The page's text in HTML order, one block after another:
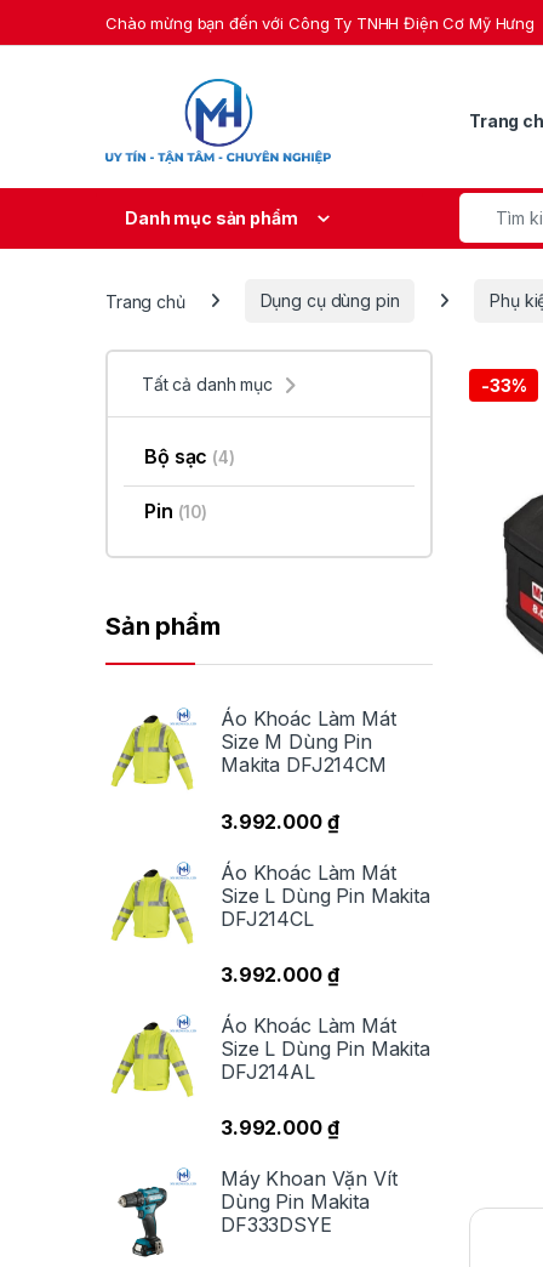
Skip to navigationChào mừng bạn đến với Công Ty TNHH Điện Cơ Mỹ Hưng
Trang
Danh mục sản phẩm
Search
Trang chủ Dụng cụ dùng pin Phụ
-33%
Tất cả danh mục
Bộ sạc (4)
Pin (10)
Sản phẩm
Áo Khoác Làm Mát
Size M Dùng Pin
Makita DFJ214CM
3.992.000 ₫
Áo Khoác Làm Mát
Size L Dùng Pin Makita
DFJ214CL
3.992.000 ₫
Áo Khoác Làm Mát
Size L Dùng Pin Makita
DFJ214AL
3.992.000 ₫
Máy Khoan Vặn Vít
Dùng Pin Makita
DF333DSYE